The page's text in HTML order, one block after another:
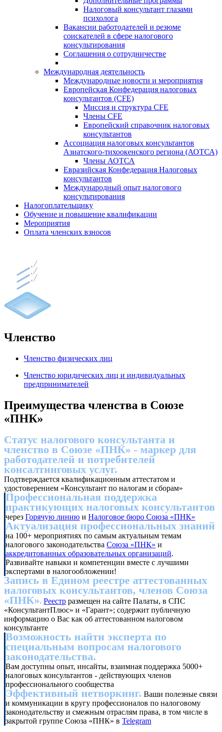
Налоговый консультант глазами
психолога
Вакансии работодателей и резюме
соискателей в сфере налогового
консультирования
Соглашения о сотрудничестве
Международная деятельность
Международные новости и мероприятия
Европейская Конфедерация налоговых
консультантов (CFE)
Миссия и структура CFE
Члены CFE
Европейский справочник налоговых
консультантов
Ассоциация налоговых консультантов
Азиатского-тихоокенского региона (АОТСА)
Члены АОТСА
Евразийская Конфедерация Налоговых
консультантов
Международный опыт налогового
консультирования
Налогоплательщику
Обучение и повышение квалификации
Мероприятия
Оплата членских взносов
Членство
Членство физических лиц
Членство юридических лиц и индивидуальных
предпринимателей
Преимущества членства в Союзе
«ПНК»
Статус налогового консультанта и
членство в Союзе «ПНК» - маркер для
работодателей и потребителей
консалтинговых услуг.
Подтверждается квалификационным аттестатом и
удостоверением «Консультант по налогам и сборам»
Профессиональная поддержка
практикующих налоговых консультантов
через Горячую линию и Налоговое бюро Союза «ПНК»
Актуализация профессиональных знаний
на 100+ мероприятиях по самым актуальным темам
налогового законодательства Союза «ПНК» и
аккредитованных образовательных организаций.
Развивайте навыки и компетенции вместе с лучшими
экспертами в налогообложении!
Запись в Едином реестре аттестованных
налоговых консультантов, членов Союза
«ПНК». Реестр размещен на сайте Палаты, в СПС
«КонсультантПлюс» и «Гарант»; содержит публичную
информацию о Вас как об аттестованном налоговом
консультанте
Возможность найти эксперта по
специальным вопросам налогового
законодательства.
Вам доступны опыт, инсайты, взаимная поддержка 5000+
налоговых консультантов - действующих членов
профессионального сообщества
Эффективный нетворкинг. Ваши полезные связи
и коммуникации в кругу профессионалов по налоговому
законодательству и смежным отраслям права, в том числе в
закрытой группе Союза «ПНК» в Telegram